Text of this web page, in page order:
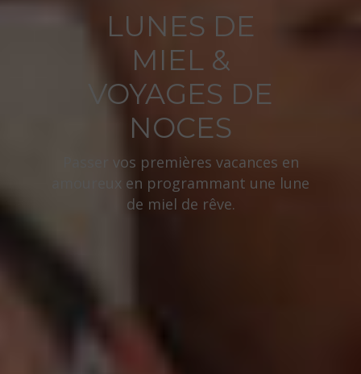
LUNES DE
MIEL &
VOYAGES DE
NOCES
Passer vos premières vacances en
amoureux en programmant une lune
de miel de rêve.